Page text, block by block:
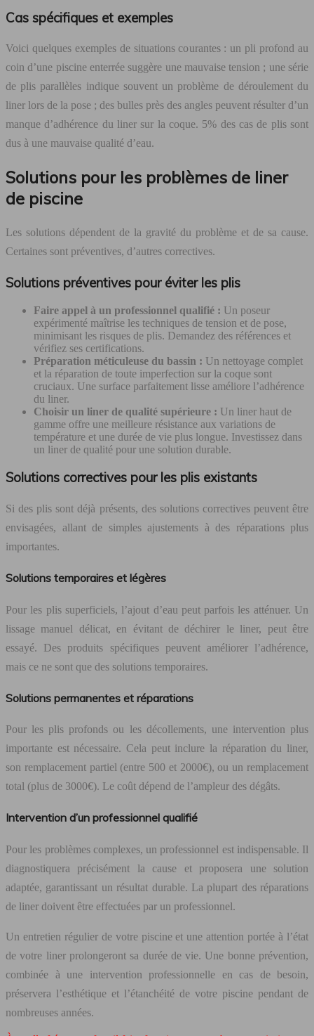
Cas spécifiques et exemples
Voici quelques exemples de situations courantes : un pli profond au
coin d’une piscine enterrée suggère une mauvaise tension ; une série
de plis parallèles indique souvent un problème de déroulement du
liner lors de la pose ; des bulles près des angles peuvent résulter d’un
manque d’adhérence du liner sur la coque. 5% des cas de plis sont
dus à une mauvaise qualité d’eau.
Solutions pour les problèmes de liner
de piscine
Les solutions dépendent de la gravité du problème et de sa cause.
Certaines sont préventives, d’autres correctives.
Solutions préventives pour éviter les plis
Faire appel à un professionnel qualifié : Un poseur
expérimenté maîtrise les techniques de tension et de pose,
minimisant les risques de plis. Demandez des références et
vérifiez ses certifications.
Préparation méticuleuse du bassin : Un nettoyage complet
et la réparation de toute imperfection sur la coque sont
cruciaux. Une surface parfaitement lisse améliore l’adhérence
du liner.
Choisir un liner de qualité supérieure : Un liner haut de
gamme offre une meilleure résistance aux variations de
température et une durée de vie plus longue. Investissez dans
un liner de qualité pour une solution durable.
Solutions correctives pour les plis existants
Si des plis sont déjà présents, des solutions correctives peuvent être
envisagées, allant de simples ajustements à des réparations plus
importantes.
Solutions temporaires et légères
Pour les plis superficiels, l’ajout d’eau peut parfois les atténuer. Un
lissage manuel délicat, en évitant de déchirer le liner, peut être
essayé. Des produits spécifiques peuvent améliorer l’adhérence,
mais ce ne sont que des solutions temporaires.
Solutions permanentes et réparations
Pour les plis profonds ou les décollements, une intervention plus
importante est nécessaire. Cela peut inclure la réparation du liner,
son remplacement partiel (entre 500 et 2000€), ou un remplacement
total (plus de 3000€). Le coût dépend de l’ampleur des dégâts.
Intervention d’un professionnel qualifié
Pour les problèmes complexes, un professionnel est indispensable. Il
diagnostiquera précisément la cause et proposera une solution
adaptée, garantissant un résultat durable. La plupart des réparations
de liner doivent être effectuées par un professionnel.
Un entretien régulier de votre piscine et une attention portée à l’état
de votre liner prolongeront sa durée de vie. Une bonne prévention,
combinée à une intervention professionnelle en cas de besoin,
préservera l’esthétique et l’étanchéité de votre piscine pendant de
nombreuses années.